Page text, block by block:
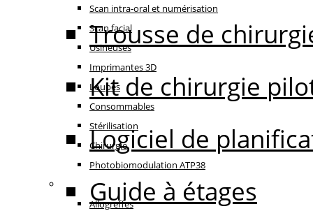
Scan intra-oral et numérisation
Scan facial
Usineuses
Imprimantes 3D
Loupes
Consommables
Stérilisation
Chirurgie
Photobiomodulation ATP38
Régénération
Allogreffes
Trousse de
Kit de chirurgie
Logiciel de
Guide à étages